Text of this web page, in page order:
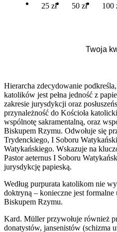
25 zł 50 zł 100
Hierarcha zdecydowanie
katolików jest pełna jedność z
zakresie jurysdykcji oraz
przynależność do Kościoła
wspólnotę sakramentalną, oraz
Biskupem Rzymu. Odwołuje się
Trydenckiego, I Soboru
Watykańskiego. Wskazuje na
Pastor aeternus I Soboru
jurysdykcję papieską.
Według purpurata katolikom nie
doktryną – konieczne jest
Biskupem Rzymu.
Kard. Müller przywołuje również
donatystów, jansenistów (schizma